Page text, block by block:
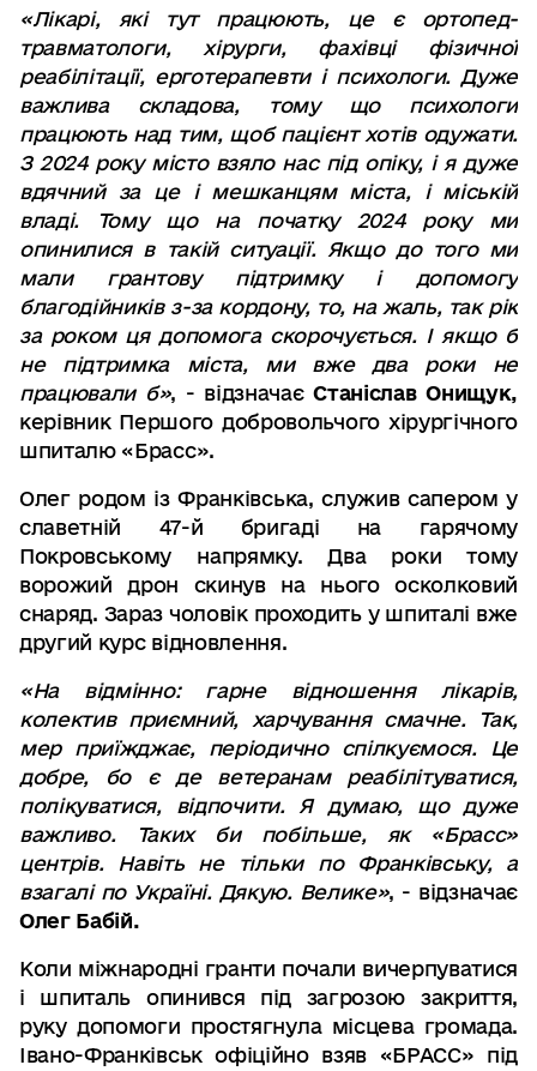
«Лікарі, які тут працюють, це є ортопед-
травматологи, хірурги, фахівці фізичної
реабілітації, ерготерапевти і психологи. Дуже
важлива складова, тому що психологи
працюють над тим, щоб пацієнт хотів одужати.
З 2024 року місто взяло нас під опіку, і я дуже
вдячний за це і мешканцям міста, і міській
владі. Тому що на початку 2024 року ми
опинилися в такій ситуації. Якщо до того ми
мали грантову підтримку і допомогу
благодійників з-за кордону, то, на жаль, так рік
за роком ця допомога скорочується. І якщо б
не підтримка міста, ми вже два роки не
працювали б», - відзначаєСтаніслав Онищук,
керівник Першого добровольчого хірургічного
шпиталю «Брасс».
Олег родом із Франківська, служив сапером у
славетній 47-й бригаді на гарячому
Покровському напрямку. Два роки тому
ворожий дрон скинув на нього осколковий
снаряд. Зараз чоловік проходить у шпиталі вже
другий курс відновлення.
«На відмінно: гарне відношення лікарів,
колектив приємний, харчування смачне. Так,
мер приїжджає, періодично спілкуємося. Це
добре, бо є де ветеранам реабілітуватися,
полікуватися, відпочити. Я думаю, що дуже
важливо. Таких би побільше, як «Брасс»
центрів. Навіть не тільки по Франківську, а
взагалі по Україні. Дякую. Велике», - відзначає
Олег Бабій.
Коли міжнародні гранти почали вичерпуватися
і шпиталь опинився під загрозою закриття,
руку допомоги простягнула місцева громада.
Івано-Франківськ офіційно взяв «БРАСС» під